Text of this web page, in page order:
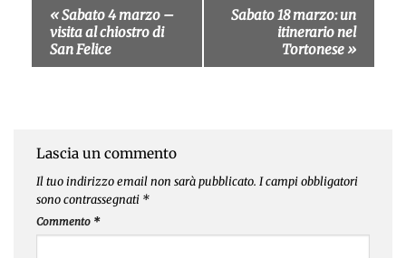
Navigazione
«Sabato 4 marzo –
visita al chiostro di
San Felice
Sabato 18 marzo: un
itinerario nel
Tortonese»
Lascia un commento
Il tuo indirizzo email non sarà pubblicato. I campi obbligatori
sono contrassegnati *
Commento *